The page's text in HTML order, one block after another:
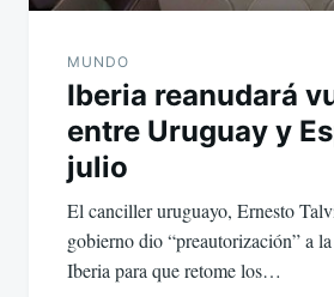
MUNDO
Iberia reanudará
entre Uruguay y
julio
El canciller uruguayo, Ernesto
gobierno dio “preautorización” a
Iberia para que retome los…